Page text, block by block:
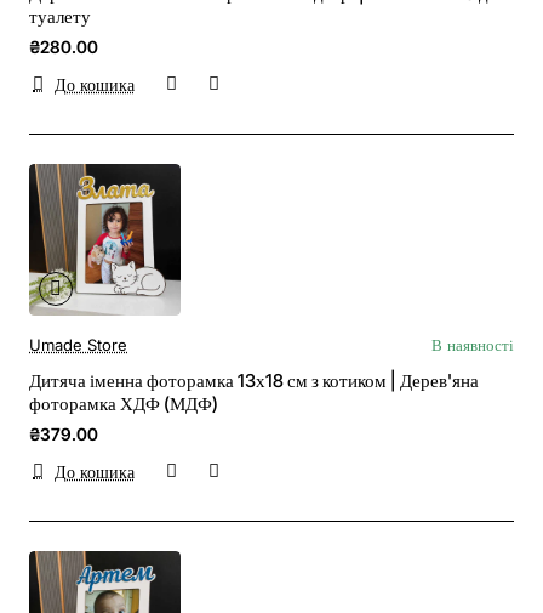
туалету
₴280.00
До кошика
Umade Store В наявності
Дитяча іменна фоторамка 13х18 см з котиком | Дерев'яна
фоторамка ХДФ (МДФ)
₴379.00
До кошика